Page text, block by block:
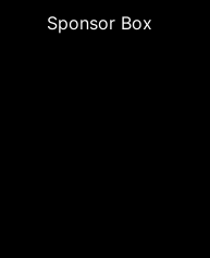
Sponsor Box